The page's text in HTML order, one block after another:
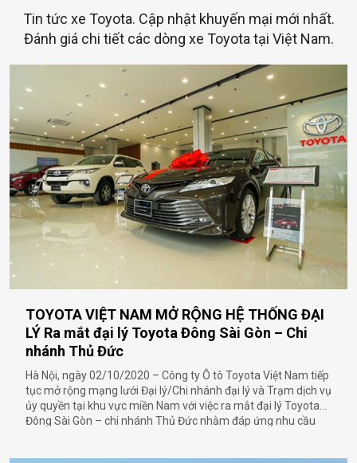
Tin tức xe Toyota. Cập nhật khuyến mại mới nhất.
Đánh giá chi tiết các dòng xe Toyota tại Việt Nam.
TOYOTA VIỆT NAM MỞ RỘNG HỆ THỐNG ĐẠI
LÝ Ra mắt đại lý Toyota Đông Sài Gòn – Chi
nhánh Thủ Đức
Hà Nội, ngày 02/10/2020 – Công ty Ô tô Toyota Việt Nam tiếp
tục mở rộng mạng lưới Đại lý/Chi nhánh đại lý và Trạm dịch vụ
ủy quyền tại khu vực miền Nam với việc ra mắt đại lý Toyota
Đông Sài Gòn – chi nhánh Thủ Đức nhằm đáp ứng nhu cầu